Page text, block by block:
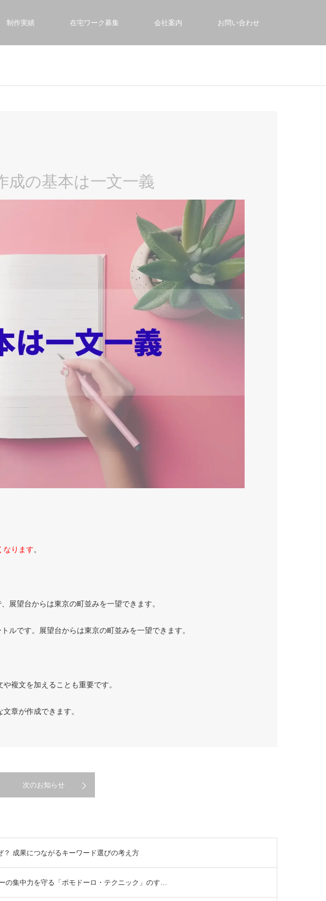
制作実績 在宅ワーク募集 会社案内 お問い合わせ
成の基本は一文一義
なります。
展望台からは東京の町並みを一望できます。
す。展望台からは東京の町並みを一望できます。
複文を加えることも重要です。
章が作成できます。
次のお知らせ
成果につながるキーワード選びの考え方
の集中力を守る「ポモドーロ・テクニック」のす…